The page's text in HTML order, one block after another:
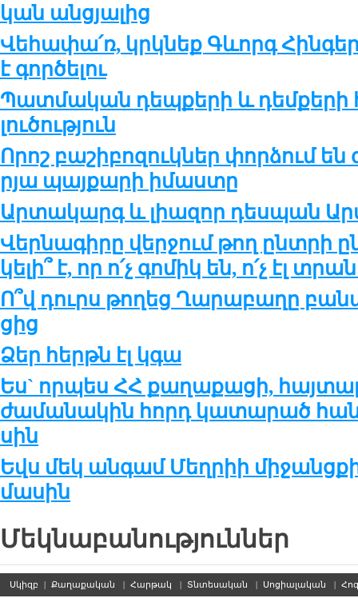
կան ան­ց­յա­լից
Վե­հա­փա՛ռ, կրկ­նեք Գևորգ
է գոր­ծե­լու
Պատ­մա­կան դեպ­քե­րի և
լու­ծու­թ­յուն
Որոշ բա­շի­բո­զուկ­ներ փոր­ձում
ր­յա պայ­քա­րի ի­մաս­տը
Արտա­կարգ և լիա­զոր դես­պան
Վեր­նա­գի­րը վեր­ջում թող
կե­լի՞ է, որ ո՛չ գո­միկ են, ո՛չ էլ
Ո՞վ դուրս թո­ղեց Ղա­րա­բա­ղը
ցից
Ձեր հերթն էլ կգա
Ես` որ­պես ՀՀ քա­ղա­քա­ցի,
ժա­մա­նա­կին հորդ կա­տա­րած
սին
Եվս մեկ անգամ Մեղրիի
մասին
Մեկնաբանություններ
Սկիզբ | Քաղաքական | Հարթակ | Տնտեսական | Սոցիալական |